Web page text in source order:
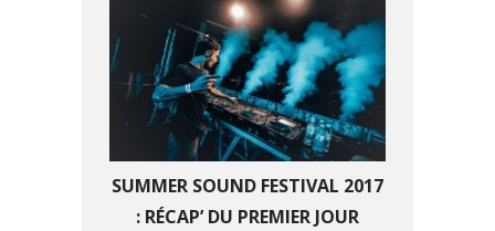
SUMMER SOUND FESTIVAL 2017
: RÉCAP’ DU PREMIER JOUR